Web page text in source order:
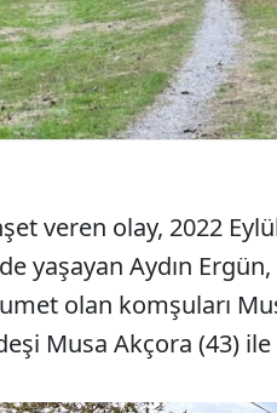
veren olay, 2022
yaşayan Aydın
olan komşuları
Musa Akçora (43) ile